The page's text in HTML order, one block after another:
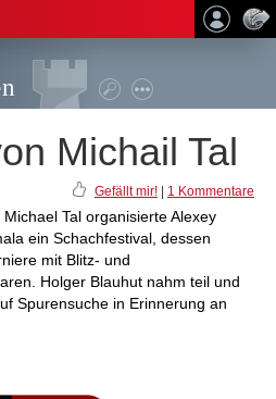
Michail Tal
Gefällt mir! 1 Kommentare
Tal organisierte Alexey
ein Schachfestival, dessen
mit Blitz- und
Holger Blauhut nahm teil und
Spurensuche in Erinnerung an